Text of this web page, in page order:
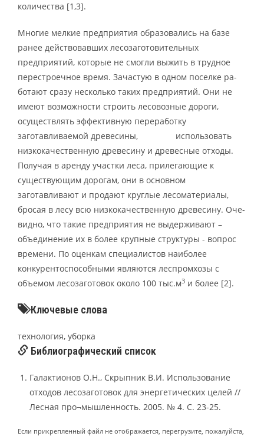
количества [1,3].
Многие мелкие предприятия образовались на базе
ранее действовавших ле­созаготовительных
предприятий, которые не смогли выжить в трудное
перестроеч­ное время. Зачастую в одном поселке ра­
ботают сразу несколько таких предпри­ятий. Они не
имеют возможности строить лесовозные дороги,
осуществлять эффективную переработку
заготавливаемой древесины, использовать
низкокачественную древесину и древесные отходы.
Получая в аренду участки леса, прилегающие к
существующим дорогам, они в основном
заготавливают и продают круглые лесоматериалы,
бросая в лесу всю низкокачественную древесину. Оче­
видно, что такие предприятия не выдерживают –
объединение их в более крупные структуры - вопрос
времени. По оценкам специалистов наиболее
конкурентоспособными являются леспромхозы с
объемом лесозаготовок около 100 тыс.м3 и более [2].
Ключевые слова
технология, уборка
Библиографический список
Галактионов О.Н., Скрыпник В.И. Использование
отходов лесозаготовок для энергетических целей //
Лесная про¬мышленность. 2005. № 4. С. 23-25.
Если прикрепленный файл не отображается, перегрузите, пожалуйста,